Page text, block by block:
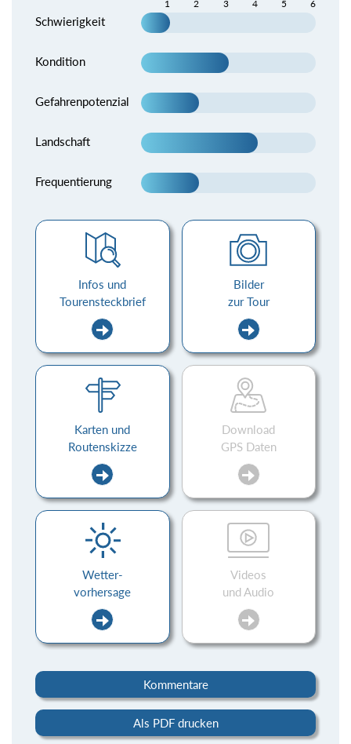
1 2 3 4 5 6
Schwierigkeit
Kondition
Gefahrenpotenzial
Landschaft
Frequentierung
Infos und
Tourensteckbrief
Bilder
zur Tour
Karten und
Routenskizze
Download
GPS Daten
Wetter-
vorhersage
Videos
und Audio
Kommentare
Als PDF drucken